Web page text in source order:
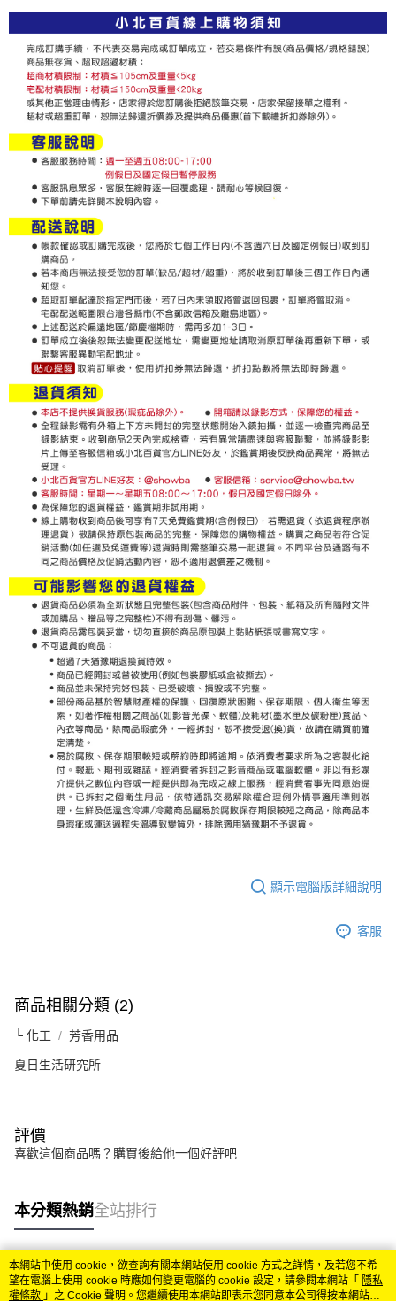
顯示電腦版詳細說明
客服
商品相關分類 (2)
└ 化工 芳香用品
夏日生活研究所
評價
喜歡這個商品嗎？購買後給他一個好評吧
本分類熱銷全站排行
熱門標籤
本網站中使用 cookie，欲查詢有關本網站使用 cookie 方式之詳情，及若您不希
望在電腦上使用 cookie 時應如何變更電腦的 cookie 設定，請參閱本網站「 隱私
權條款 」之 Cookie 聲明。您繼續使用本網站即表示您同意本公司得按本網站使